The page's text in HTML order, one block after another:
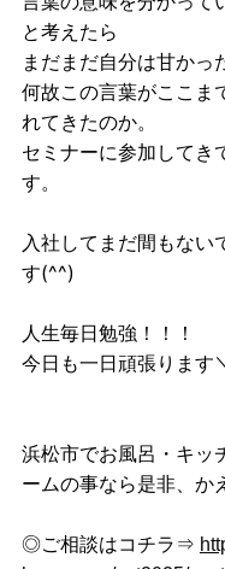
と考えたら
まだまだ自分は甘かっ
何故この言葉がここま
れてきたのか。
セミナーに参加してき
す。
入社してまだ間もない
す(^^)
人生毎日勉強！！！
今日も一日頑張ります
浜松市でお風呂・キッ
ームの事なら是非、か
◎ご相談はコチラ⇒